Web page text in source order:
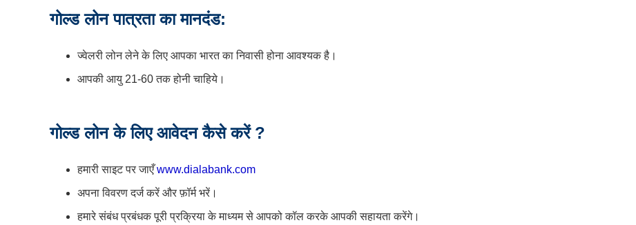
गोल्ड लोन पात्रता का मानदंड:
ज्वेलरी लोन लेने के लिए आपका भारत का निवासी होना आवश्यक है।
आपकी आयु 21-60 तक होनी चाहिये।
गोल्ड लोन के लिए आवेदन कैसे करें ?
हमारी साइट पर जाएँwww.dialabank.com
अपना विवरण दर्ज करें और फ़ॉर्म भरें।
हमारे संबंध प्रबंधक पूरी प्रक्रिया के माध्यम से आपको कॉल करके आपकी सहायता करेंगे।